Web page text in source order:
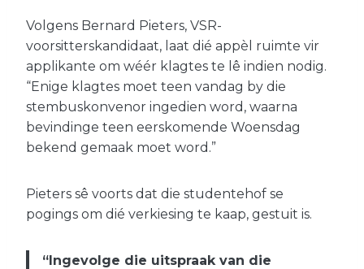
Volgens Bernard Pieters, VSR-
voorsitterskandidaat, laat dié appèl ruimte vir
applikante om wéér klagtes te lê indien nodig.
“Enige klagtes moet teen vandag by die
stembuskonvenor ingedien word, waarna
bevindinge teen eerskomende Woensdag
bekend gemaak moet word.”
Pieters sê voorts dat die studentehof se
pogings om dié verkiesing te kaap, gestuit is.
“Ingevolge die uitspraak van die